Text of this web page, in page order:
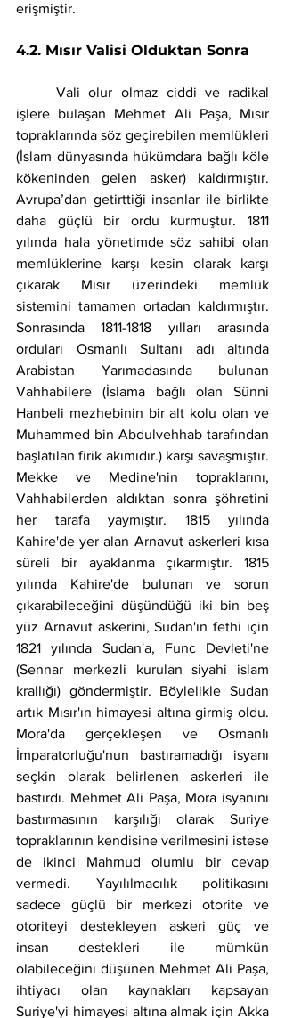
erişmiştir.
4.2. Mısır Valisi Olduktan Sonra
	Vali olur olmaz ciddi ve radikal
işlere bulaşan Mehmet Ali Paşa, Mısır
topraklarında söz geçirebilen memlükleri
(İslam dünyasında hükümdara bağlı köle
kökeninden gelen asker) kaldırmıştır.
Avrupa’dan getirttiği insanlar ile birlikte
daha güçlü bir ordu kurmuştur. 1811
yılında hala yönetimde söz sahibi olan
memlüklerine karşı kesin olarak karşı
çıkarak Mısır üzerindeki memlük
sistemini tamamen ortadan kaldırmıştır.
Sonrasında 1811-1818 yılları arasında
orduları Osmanlı Sultanı adı altında
Arabistan Yarımadasında bulunan
Vahhabilere (İslama bağlı olan Sünni
Hanbeli mezhebinin bir alt kolu olan ve
Muhammed bin Abdulvehhab tarafından
başlatılan firik akımıdır.) karşı savaşmıştır.
Mekke ve Medine'nin topraklarını,
Vahhabilerden aldıktan sonra şöhretini
her tarafa yaymıştır. 1815 yılında
Kahire'de yer alan Arnavut askerleri kısa
süreli bir ayaklanma çıkarmıştır. 1815
yılında Kahire'de bulunan ve sorun
çıkarabileceğini düşündüğü iki bin beş
yüz Arnavut askerini, Sudan'ın fethi için
1821 yılında Sudan'a, Func Devleti'ne
(Sennar merkezli kurulan siyahi islam
krallığı) göndermiştir. Böylelikle Sudan
artık Mısır'ın himayesi altına girmiş oldu.
Mora'da gerçekleşen ve Osmanlı
İmparatorluğu'nun bastıramadığı isyanı
seçkin olarak belirlenen askerleri ile
bastırdı. Mehmet Ali Paşa, Mora isyanını
bastırmasının karşılığı olarak Suriye
topraklarının kendisine verilmesini istese
de ikinci Mahmud olumlu bir cevap
vermedi. Yayılılmacılık politikasını
sadece güçlü bir merkezi otorite ve
otoriteyi destekleyen askeri güç ve
insan destekleri ile mümkün
olabileceğini düşünen Mehmet Ali Paşa,
ihtiyacı olan kaynakları kapsayan
Suriye'yi himayesi altına almak için Akka